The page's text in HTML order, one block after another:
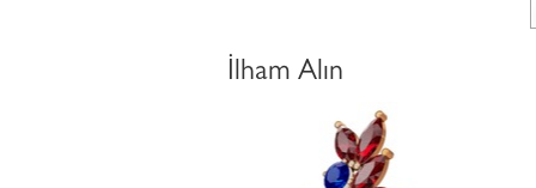
İlham Alın